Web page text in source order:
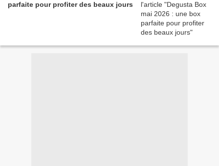
parfaite pour profiter des beaux jours